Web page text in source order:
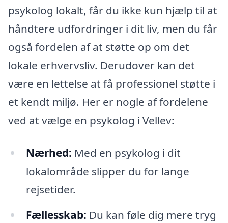
psykolog lokalt, får du ikke kun hjælp til at
håndtere udfordringer i dit liv, men du får
også fordelen af at støtte op om det
lokale erhvervsliv. Derudover kan det
være en lettelse at få professionel støtte i
et kendt miljø. Her er nogle af fordelene
ved at vælge en psykolog i Vellev:
Nærhed: Med en psykolog i dit
lokalområde slipper du for lange
rejsetider.
Fællesskab: Du kan føle dig mere tryg